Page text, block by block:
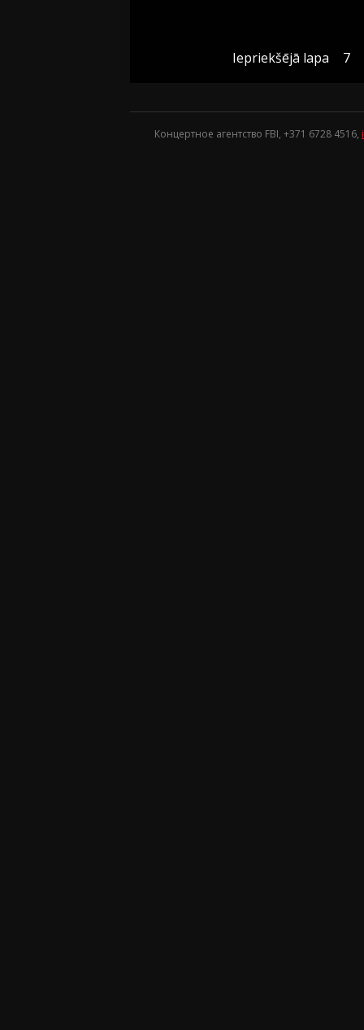
Iepriekšējā lapa 7
Концертное агентство FBI, +371 6728 4516,